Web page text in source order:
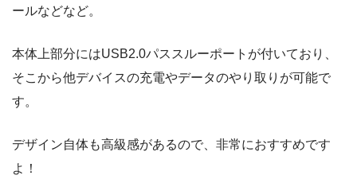
ールなどなど。
本体上部分にはUSB2.0パススルーポートが付いており、
そこから他デバイスの充電やデータのやり取りが可能で
す。
デザイン自体も高級感があるので、非常におすすめです
よ！